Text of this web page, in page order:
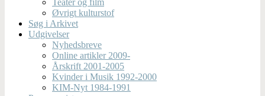
Øvrigt kulturstof
Søg i Arkivet
Udgivelser
Nyhedsbreve
Online artikler 2009-
Årskrift 2001-2005
Kvinder i Musik 1992-2000
KIM-Nyt 1984-1991